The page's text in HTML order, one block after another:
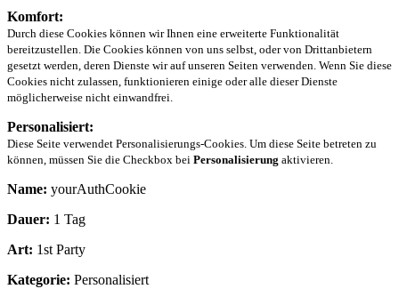
Komfort:
Durch diese Cookies können wir Ihnen eine erweiterte Funktionalität
bereitzustellen. Die Cookies können von uns selbst, oder von Drittanbietern
gesetzt werden, deren Dienste wir auf unseren Seiten verwenden. Wenn Sie diese
Cookies nicht zulassen, funktionieren einige oder alle dieser Dienste
möglicherweise nicht einwandfrei.
Personalisiert:
Diese Seite verwendet Personalisierungs-Cookies. Um diese Seite betreten zu
können, müssen Sie die Checkbox bei Personalisierung aktivieren.
Name: yourAuthCookie
Dauer: 1 Tag
Art: 1st Party
Kategorie: Personalisiert